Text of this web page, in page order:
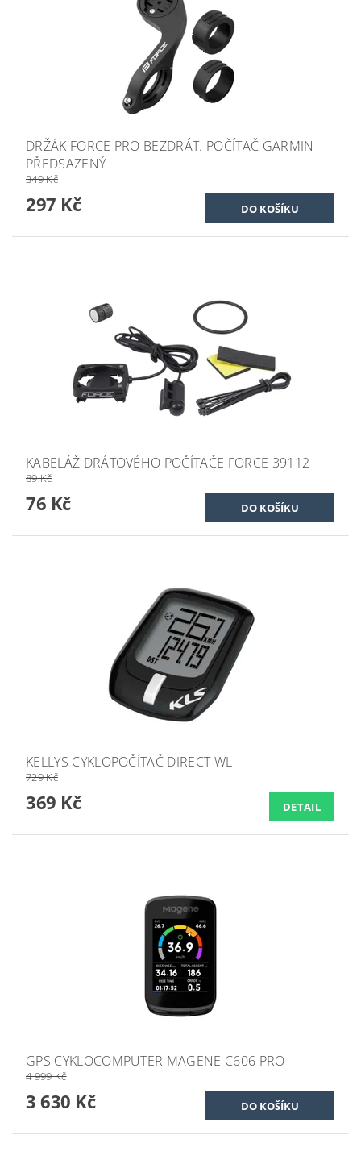
DRŽÁK FORCE PRO BEZDRÁT. POČÍTAČ GARMIN
PŘEDSAZENÝ
349 Kč
297 Kč
KABELÁŽ DRÁTOVÉHO POČÍTAČE FORCE 39112
89 Kč
76 Kč
KELLYS CYKLOPOČÍTAČ DIRECT WL
729 Kč
369 Kč DETAIL
GPS CYKLOCOMPUTER MAGENE C606 PRO
4 999 Kč
3 630 Kč